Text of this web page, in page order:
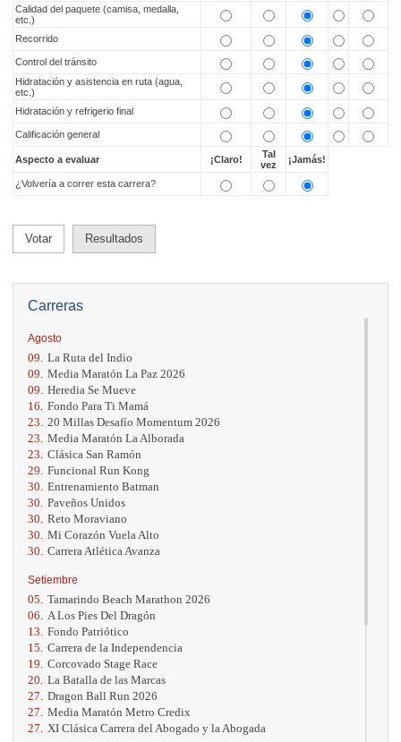
Carreras
Agosto
09. La Ruta del Indio
09. Media Maratón La Paz 2026
09. Heredia Se Mueve
16. Fondo Para Ti Mamá
23. 20 Millas Desafío Momentum 2026
23. Media Maratón La Alborada
23. Clásica San Ramón
29. Funcional Run Kong
30. Entrenamiento Batman
30. Paveños Unidos
30. Reto Moraviano
30. Mi Corazón Vuela Alto
30. Carrera Atlética Avanza
Setiembre
05. Tamarindo Beach Marathon 2026
06.
A Los Pies Del Dragón
13. Fondo Patriótico
15. Carrera de la Independencia
19. Corcovado Stage Race
20. La Batalla de las Marcas
27. Dragon Ball Run 2026
27. Media Maratón Metro Credix
27.
XI Clásica Carrera del Abogado y la Abogada
Calidad del paquete (camisa, medalla,
etc.)
Recorrido
Control del tránsito
Hidratación y asistencia en ruta (agua,
etc.)
Hidratación y refrigerio final
Calificación general
Aspecto a evaluar ¡Claro!
Tal
vez
¡Jamás!
¿Volvería a correr esta carrera?
Votar Resultados